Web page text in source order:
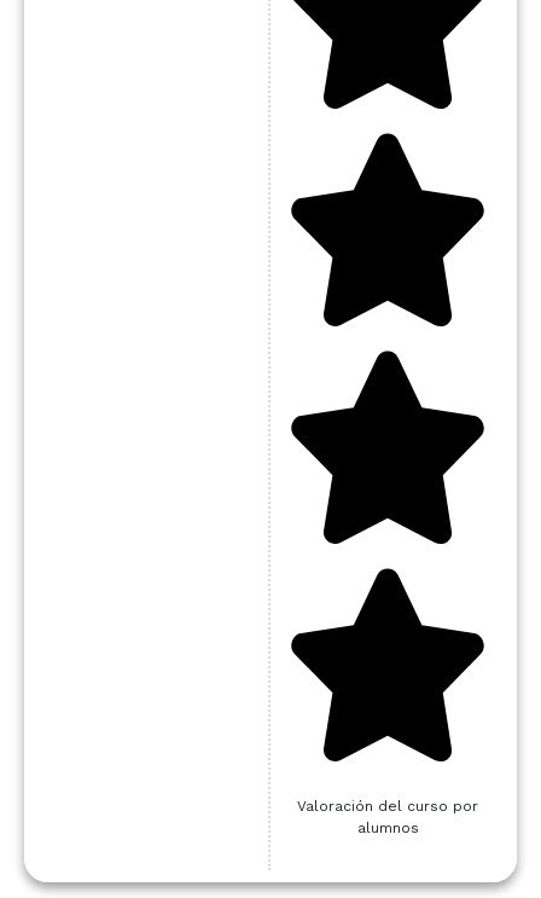
Valoración del curso por
alumnos